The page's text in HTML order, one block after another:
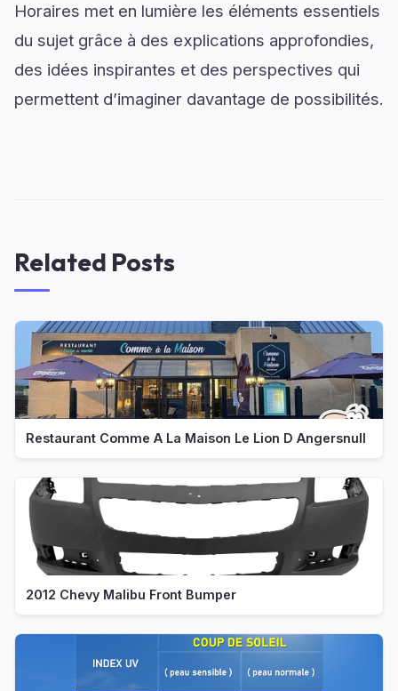
Horaires met en lumière les éléments essentiels
du sujet grâce à des explications approfondies,
des idées inspirantes et des perspectives qui
permettent d’imaginer davantage de possibilités.
Related Posts
Restaurant Comme A La Maison Le Lion D Angersnull
2012 Chevy Malibu Front Bumper